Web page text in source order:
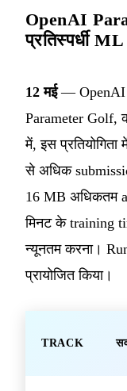
OpenAI
प्रतिस्पर्धी
12 मई— OpenAI
Parameter Golf,
में, इस
से अधिक
16 MB अधिकतम
मिनट के training
न्यूनतम करना।
प्रायोजित किया।
TRACK